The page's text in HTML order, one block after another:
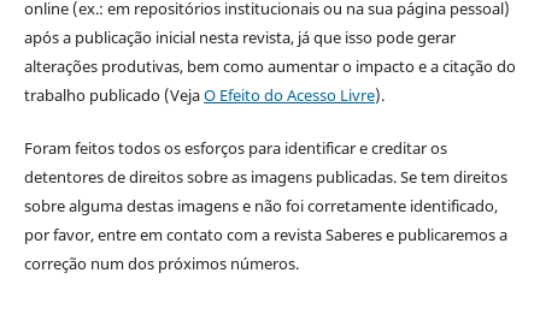
online (ex.: em repositórios institucionais ou na sua página pessoal)
após a publicação inicial nesta revista, já que isso pode gerar
alterações produtivas, bem como aumentar o impacto e a citação do
trabalho publicado (VejaO Efeito do Acesso Livre).
Foram feitos todos os esforços para identificar e creditar os
detentores de direitos sobre as imagens publicadas. Se tem direitos
sobre alguma destas imagens e não foi corretamente identificado,
por favor, entre em contato com a revista Saberes e publicaremos a
correção num dos próximos números.